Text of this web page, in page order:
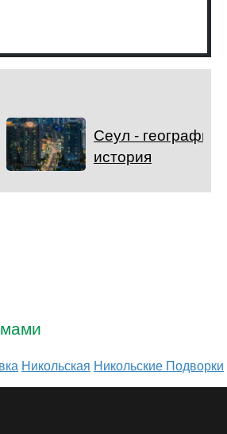
Сеул - география и
история
Никольская Никольские Подворки